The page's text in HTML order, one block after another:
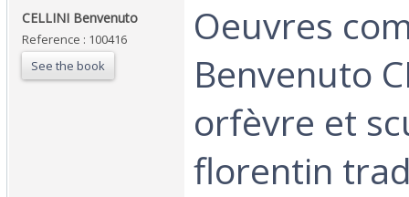
‎CELLINI Benvenuto‎
Reference : 100416
See the book
‎Oeuvres
Benvenuto
orfèvre et
florentin